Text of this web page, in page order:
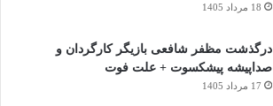
18 مرداد 1405
درگذشت مظفر شافعی بازیگر کارگردان و
صداپیشه پیشکسوت + علت فوت
17 مرداد 1405